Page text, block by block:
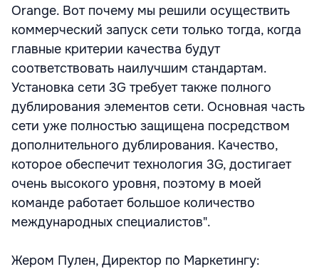
Orange. Вот почему мы решили осуществить
коммерческий запуск сети только тогда, когда
главные критерии качества будут
соответствовать наилучшим стандартам.
Установка сети 3G требует также полного
дублирования элементов сети. Основная часть
сети уже полностью защищена посредством
дополнительного дублирования. Качество,
которое обеспечит технология 3G, достигает
очень высокого уровня, поэтому в моей
команде работает большое количество
международных специалистов".
Жером Пулен, Директор по Маркетингу: